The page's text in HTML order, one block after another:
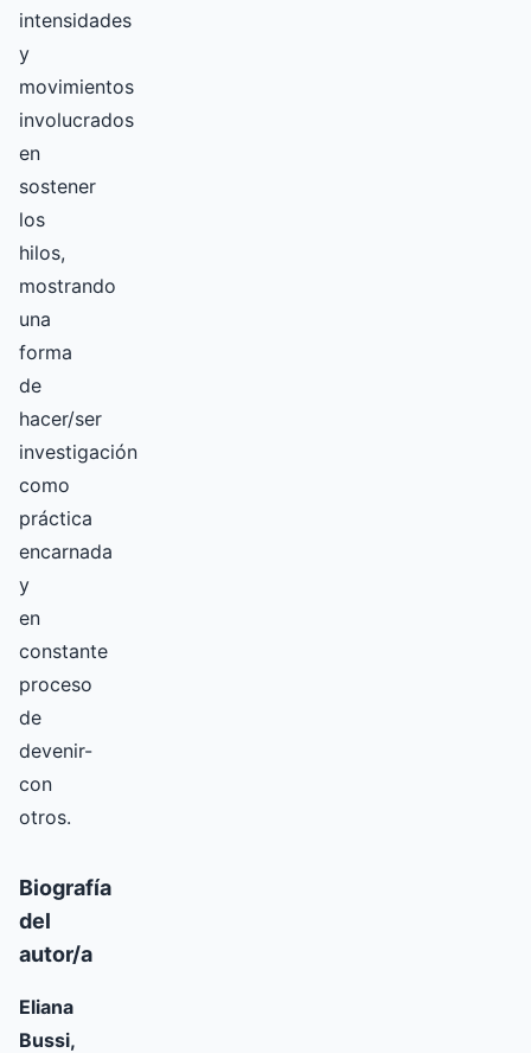
intensidades
y
movimientos
involucrados
en
sostener
los
hilos,
mostrando
una
forma
de
hacer/ser
investigación
como
práctica
encarnada
y
en
constante
proceso
de
devenir-
con
otros.
Biografía
del
autor/a
Eliana
Bussi,